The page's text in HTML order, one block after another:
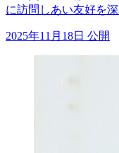
に訪問しあい友好を
2025年11月18日 公開